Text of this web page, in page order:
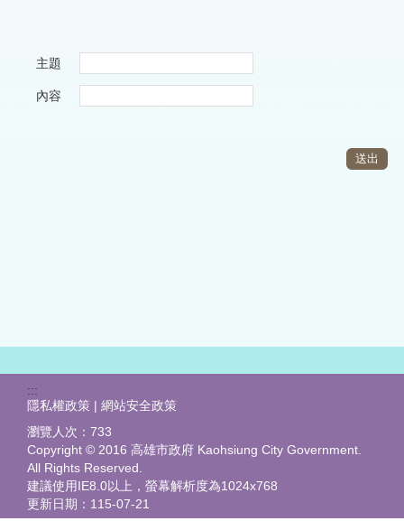
主題
內容
:::
隱私權政策 | 網站安全政策
瀏覽人次： 733
Copyright © 2016 高雄市政府 Kaohsiung City Government.
All Rights Reserved.
建議使用IE8.0以上，螢幕解析度為1024x768
更新日期： 115-07-21